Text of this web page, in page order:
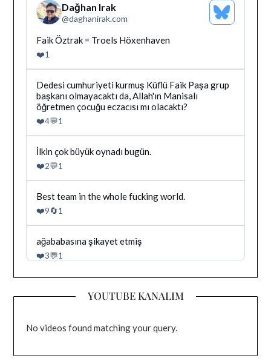
Dağhan Irak
@daghanirak.com
Bluesky
Profilini
Bluesky'da
Dağhan
Irak
tarafindan
yazilan
gonderiyi
goruntule
Faik Öztrak = Troels Höxenhaven
❤️1
Bluesky'da
Dağhan
Irak
tarafindan
yazilan
gonderiyi
goruntule
Dedesi cumhuriyeti kurmuş Küflü Faik Paşa grup
başkanı olmayacaktı da, Allah'ın Manisalı
öğretmen çocuğu eczacısı mı olacaktı?
❤️4💬1
Bluesky'da
Dağhan
Irak
tarafindan
yazilan
gonderiyi
goruntule
İlkin çok büyük oynadı bugün.
❤️2💬1
Bluesky'da
Dağhan
Irak
tarafindan
yazilan
gonderiyi
goruntule
Best team in the whole fucking world.
❤️9🔄1
Bluesky'da
Dağhan
Irak
gonderiyi
ağababasına şikayet etmiş
❤️3💬1
YOUTUBE KANALIM
No videos found matching your query.